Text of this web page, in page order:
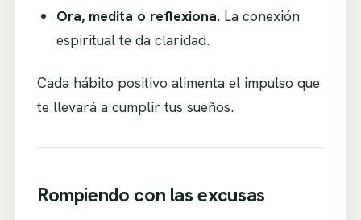
Ora, medita o reflexiona. La conexión
espiritual te da claridad.
Cada hábito positivo alimenta el impulso que
te llevará a cumplir tus sueños.
Rompiendo con las excusas